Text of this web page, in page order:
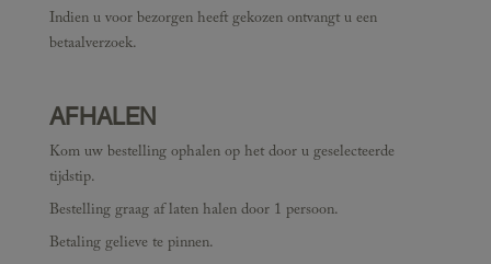
Indien u voor bezorgen heeft gekozen ontvangt u een
betaalverzoek.
AFHALEN
Kom uw bestelling ophalen op het door u geselecteerde
tijdstip.
Bestelling graag af laten halen door 1 persoon.
Betaling gelieve te pinnen.